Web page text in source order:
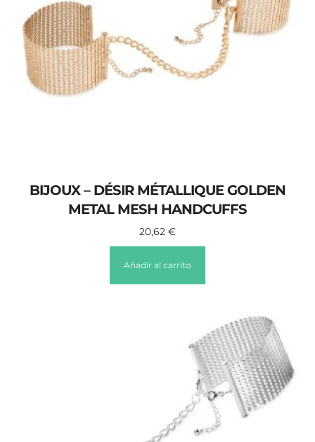
BIJOUX – DÉSIR MÉTALLIQUE GOLDEN
METAL MESH HANDCUFFS
20,62 €
Añadir al carrito